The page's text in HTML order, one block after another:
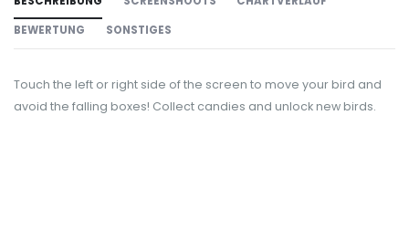
BEWERTUNG SONSTIGES
Touch the left or right side of the screen to move your bird and
avoid the falling boxes! Collect candies and unlock new birds.